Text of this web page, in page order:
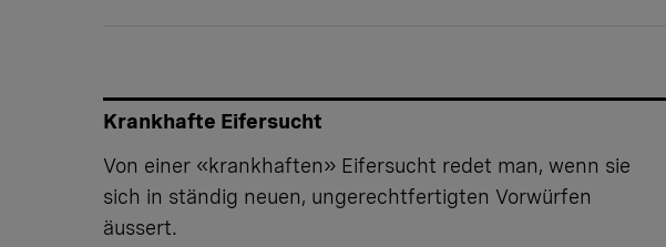
Krankhafte Eifersucht
Von einer «krankhaften» Eifersucht redet man, wenn sie
sich in ständig neuen, ungerechtfertigten Vorwürfen
äussert.